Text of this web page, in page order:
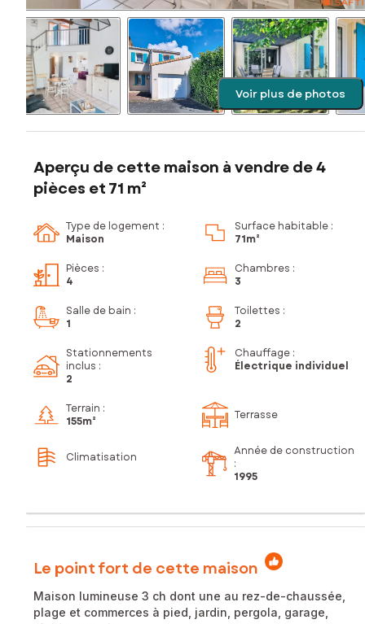
Voir plus de photos
Aperçu de cette maison à vendre de 4
pièces et 71 m²
Type de logement :
Maison
Surface habitable :
71m²
Pièces :
4
Chambres :
3
Salle de bain :
1
Toilettes :
2
Stationnements
inclus :
2
Chauffage :
Électrique individuel
Terrain :
155m²
Terrasse
Climatisation
Année de construction
:
1995
Le point fort de cette maison
Maison lumineuse 3 ch dont une au rez-de-chaussée,
plage et commerces à pied, jardin, pergola, garage,